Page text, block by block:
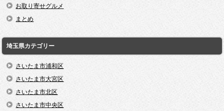
お取り寄せグルメ
まとめ
埼玉県カテゴリー
さいたま市浦和区
さいたま市大宮区
さいたま市北区
さいたま市中央区